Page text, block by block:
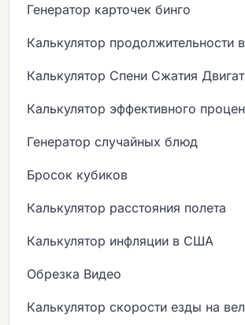
Генератор карточек бинго
Калькулятор продолжительности
Калькулятор Спени Сжатия
Калькулятор эффективного
Генератор случайных блюд
Бросок кубиков
Калькулятор расстояния полета
Калькулятор инфляции в США
Обрезка Видео
Калькулятор скорости езды на